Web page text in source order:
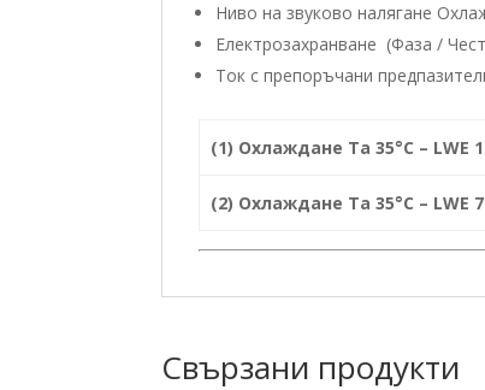
Ниво на звуковo налягане
Електрозахранване (Фаза /
Ток с препоръчани
(1) Охлаждане Ta 35°C – LWE
(2) Охлаждане Ta 35°C – LWE
Свързани продукти